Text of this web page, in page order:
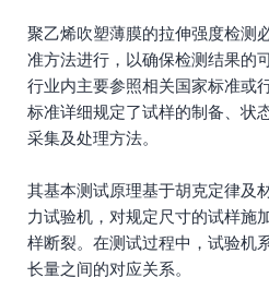
聚乙烯吹塑薄膜的拉伸强度检测
准方法进行，以确保检测结果的
行业内主要参照相关国家标准或
标准详细规定了试样的制备、状
采集及处理方法。
其基本测试原理基于胡克定律及
力试验机，对规定尺寸的试样施
样断裂。在测试过程中，试验机
长量之间的对应关系。